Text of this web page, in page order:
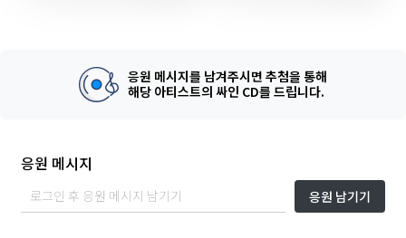
응원 메시지를 남겨주시면 추첨을 통해
해당 아티스트의 싸인 CD를 드립니다.
응원 메시지
응원 남기기